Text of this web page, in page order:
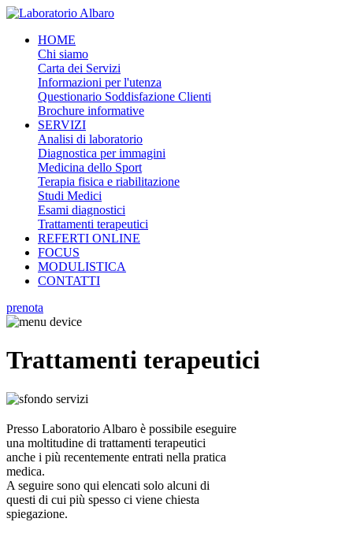
HOME
Chi siamo
Carta dei Servizi
Informazioni per l'utenza
Questionario Soddisfazione Clienti
Brochure informative
SERVIZI
Analisi di laboratorio
Diagnostica per immagini
Medicina dello Sport
Terapia fisica e riabilitazione
Studi Medici
Esami diagnostici
Trattamenti terapeutici
REFERTI ONLINE
FOCUS
MODULISTICA
CONTATTI
prenota
Trattamenti terapeutici
Presso Laboratorio Albaro è possibile eseguire
una moltitudine di trattamenti terapeutici
anche i più recentemente entrati nella pratica
medica.
A seguire sono qui elencati solo alcuni di
questi di cui più spesso ci viene chiesta
spiegazione.